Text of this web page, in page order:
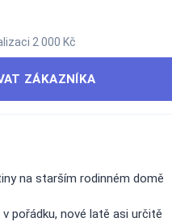
2 000 Kč
ZÁKAZNÍKA
na starším rodinném domě
pořádku, nové latě asi určitě